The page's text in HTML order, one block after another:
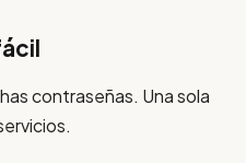
contraseñas. Una sola